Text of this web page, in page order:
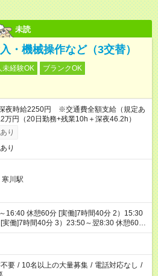
未読
・機械操作など（3交替）
未経験OK
ブランクOK
夜時給2250円 ※交通費全額支給（規定あ
万円（20日勤務+残業10h＋深夜46.2h）
り
り
寒川駅
16:40 休憩60分 [実働]7時間40分 2）15:30
実働]7時間40分 3）23:50～翌8:30 休憩60
要 / 10名以上の大量募集 / 電話対応なし /